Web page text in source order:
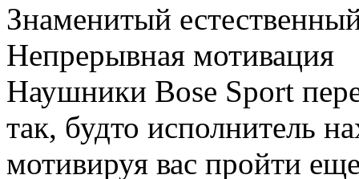
Знаменитый
Непрерывная мотивация
Наушники Bose Sport
так, будто исполнитель
мотивируя вас пройти